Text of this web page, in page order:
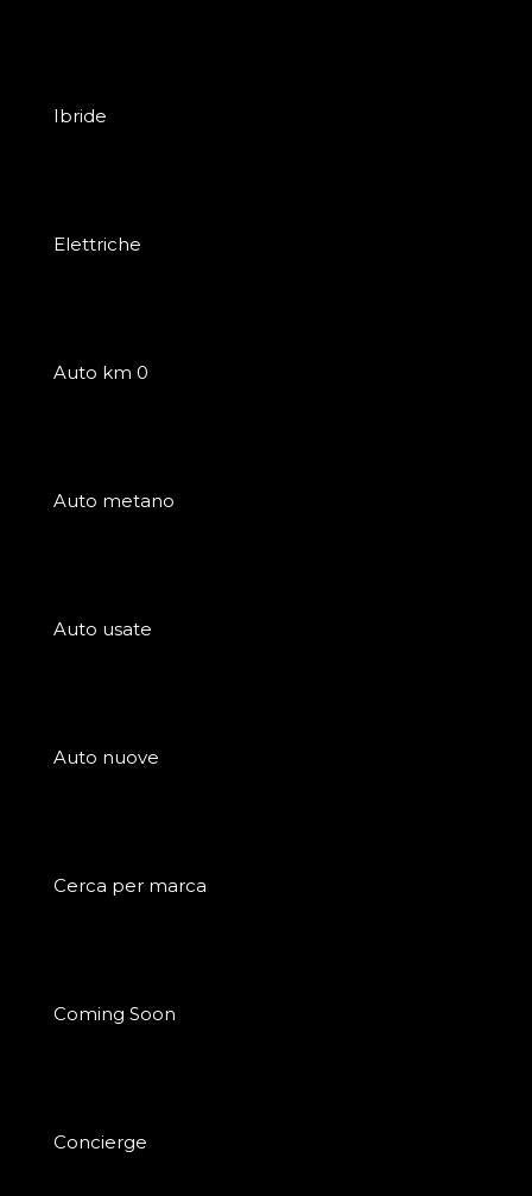
Ibride
Elettriche
Auto km 0
Auto metano
Auto usate
Auto nuove
Cerca per marca
Coming Soon
Concierge